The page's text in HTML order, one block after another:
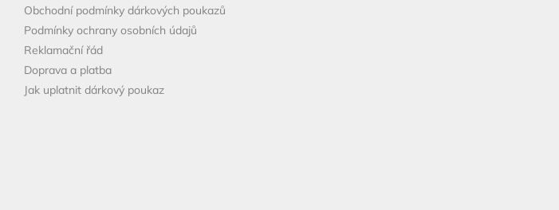
Obchodní podmínky dárkových poukazů
Podmínky ochrany osobních údajů
Reklamační řád
Doprava a platba
Jak uplatnit dárkový poukaz